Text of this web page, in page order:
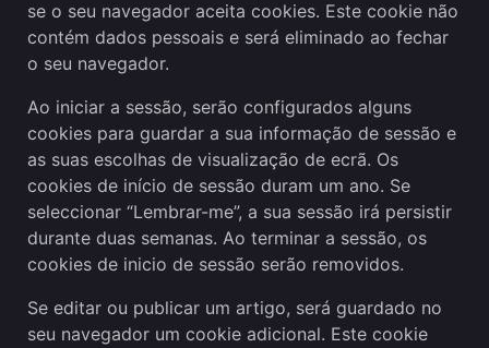
se o seu navegador aceita cookies. Este cookie não
contém dados pessoais e será eliminado ao fechar
o seu navegador.
Ao iniciar a sessão, serão configurados alguns
cookies para guardar a sua informação de sessão e
as suas escolhas de visualização de ecrã. Os
cookies de início de sessão duram um ano. Se
seleccionar “Lembrar-me”, a sua sessão irá persistir
durante duas semanas. Ao terminar a sessão, os
cookies de inicio de sessão serão removidos.
Se editar ou publicar um artigo, será guardado no
seu navegador um cookie adicional. Este cookie